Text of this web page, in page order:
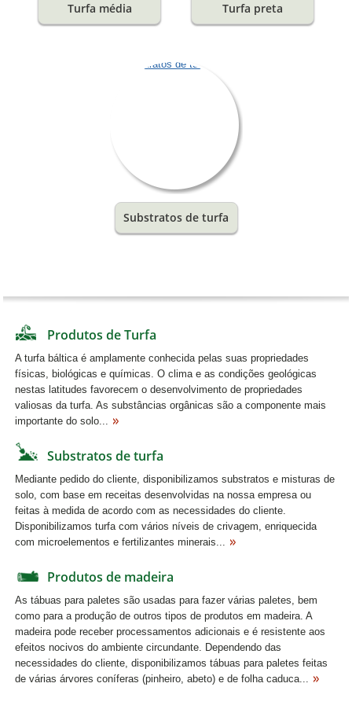
Turfa média Turfa preta
Substratos de turfa
Produtos de Turfa
A turfa báltica é amplamente conhecida pelas suas propriedades
físicas, biológicas e químicas. O clima e as condições geológicas
nestas latitudes favorecem o desenvolvimento de propriedades
valiosas da turfa. As substâncias orgânicas são a componente mais
importante do solo...
Substratos de turfa
Mediante pedido do cliente, disponibilizamos substratos e misturas de
solo, com base em receitas desenvolvidas na nossa empresa ou
feitas à medida de acordo com as necessidades do cliente.
Disponibilizamos turfa com vários níveis de crivagem, enriquecida
com microelementos e fertilizantes minerais...
Produtos de madeira
As tábuas para paletes são usadas para fazer várias paletes, bem
como para a produção de outros tipos de produtos em madeira. A
madeira pode receber processamentos adicionais e é resistente aos
efeitos nocivos do ambiente circundante. Dependendo das
necessidades do cliente, disponibilizamos tábuas para paletes feitas
de várias árvores coníferas (pinheiro, abeto) e de folha caduca...